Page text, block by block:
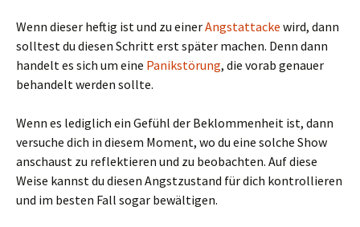
Wenn dieser heftig ist und zu einerAngstattacke wird, dann
solltest du diesen Schritt erst später machen. Denn dann
handelt es sich um eine Panikstörung, die vorab genauer
behandelt werden sollte.
Wenn es lediglich ein Gefühl der Beklommenheit ist, dann
versuche dich in diesem Moment, wo du eine solche Show
anschaust zu reflektieren und zu beobachten. Auf diese
Weise kannst du diesen Angstzustand für dich kontrollieren
und im besten Fall sogar bewältigen.